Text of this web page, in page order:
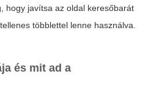
hogy javítsa az oldal keresőbarát
többlettel lenne használva.
és mit ad a